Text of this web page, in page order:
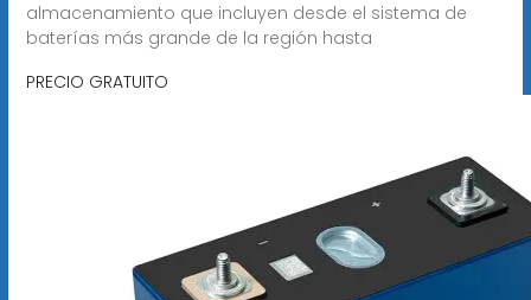
almacenamiento que incluyen desde el sistema de
baterías más grande de la región hasta
PRECIO GRATUITO